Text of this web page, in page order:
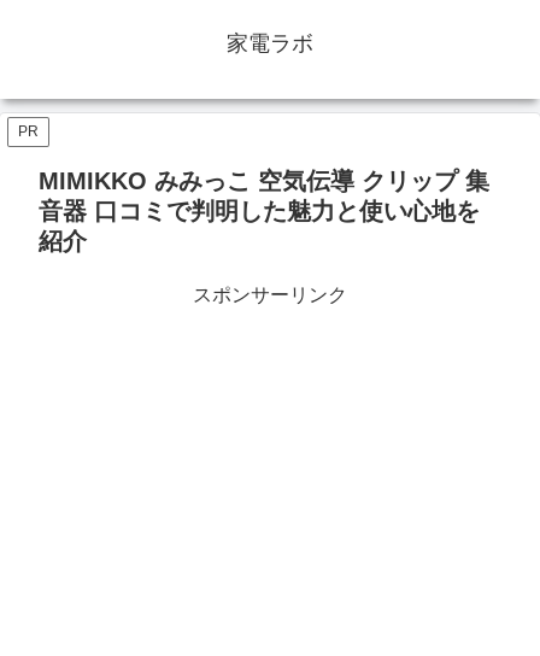
家電ラボ
PR
MIMIKKO みみっこ 空気伝導 クリップ 集
音器 口コミで判明した魅力と使い心地を
紹介
スポンサーリンク